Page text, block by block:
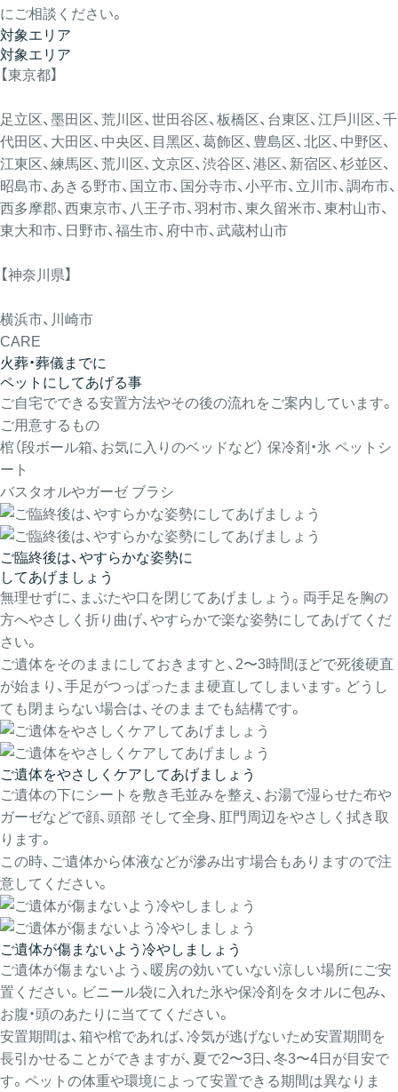
にご相談ください。
対象エリア
対象エリア
【東京都】
足立区、墨田区、荒川区、世田谷区、板橋区、台東区、江戶川区、千
代田区、大田区、中央区、目黑区、葛飾区、豊島区、北区、中野区、
江東区、練馬区、荒川区、文京区、渋谷区、港区、新宿区、杉並区、
昭島市、あきる野市、国立市、国分寺市、小平市、立川市、調布市、
⻄多摩郡、⻄東京市、八王子市、羽村市、東久留米市、東村山市、
東大和市、日野市、福生市、府中市、武蔵村山市
【神奈川県】
横浜市、川崎市
CARE
火葬・葬儀までに
ペットにしてあげる事
ご自宅でできる安置方法やその後の流れをご案内しています。
ご用意するもの
棺（段ボール箱、お気に入りのベッドなど） 保冷剤・氷 ペットシ
ート
バスタオルやガーゼ ブラシ
ご臨終後は、やすらかな姿勢に
してあげましょう
無理せずに、まぶたや口を閉じてあげましょう。両手足を胸の
方へやさしく折り曲げ、やすらかで楽な姿勢にしてあげてくだ
さい。
ご遺体をそのままにしておきますと、2〜3時間ほどで死後硬直
が始まり、手足がつっぱったまま硬直してしまいます。どうし
ても閉まらない場合は、そのままでも結構です。
ご遺体をやさしくケアしてあげましょう
ご遺体の下にシートを敷き毛並みを整え、お湯で湿らせた布や
ガーゼなどで顔、頭部 そして全身、肛門周辺をやさしく拭き取
ります。
この時、ご遺体から体液などが滲み出す場合もありますので注
意してください。
ご遺体が傷まないよう冷やしましょう
ご遺体が傷まないよう、暖房の効いていない涼しい場所にご安
置ください。ビニール袋に入れた氷や保冷剤をタオルに包み、
お腹・頭のあたりに当ててください。
安置期間は、箱や棺であれば、冷気が逃げないため安置期間を
長引かせることができますが、夏で2〜3日、冬3〜4日が目安で
す。ペットの体重や環境によって安置できる期間は異なりま